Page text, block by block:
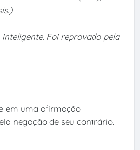
inteligente. Foi reprovado pela
em uma afirmação
negação de seu contrário.